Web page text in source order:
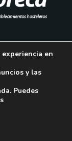
en
y las
Puedes